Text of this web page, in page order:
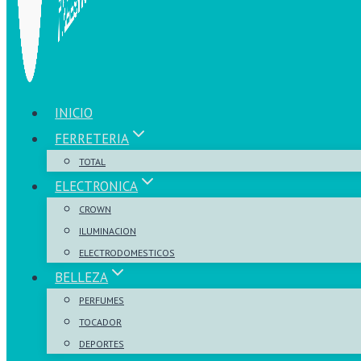
INICIO
FERRETERIA
TOTAL
ELECTRONICA
CROWN
ILUMINACION
ELECTRODOMESTICOS
BELLEZA
PERFUMES
TOCADOR
DEPORTES